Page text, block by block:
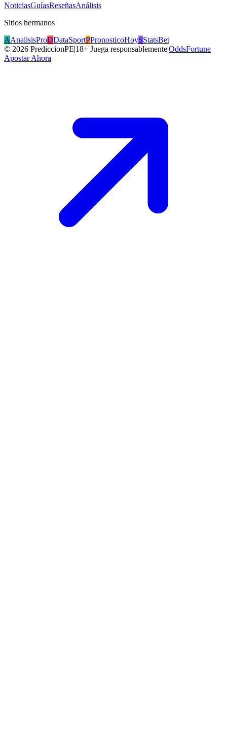
NoticiasGuíasReseñasAnálisis
Sitios hermanos
AAnalisisProDDataSportPPronosticoHoySStatsBet
© 2026 PrediccionPE|18+ Juega responsablemente|OddsFortune
Apostar Ahora